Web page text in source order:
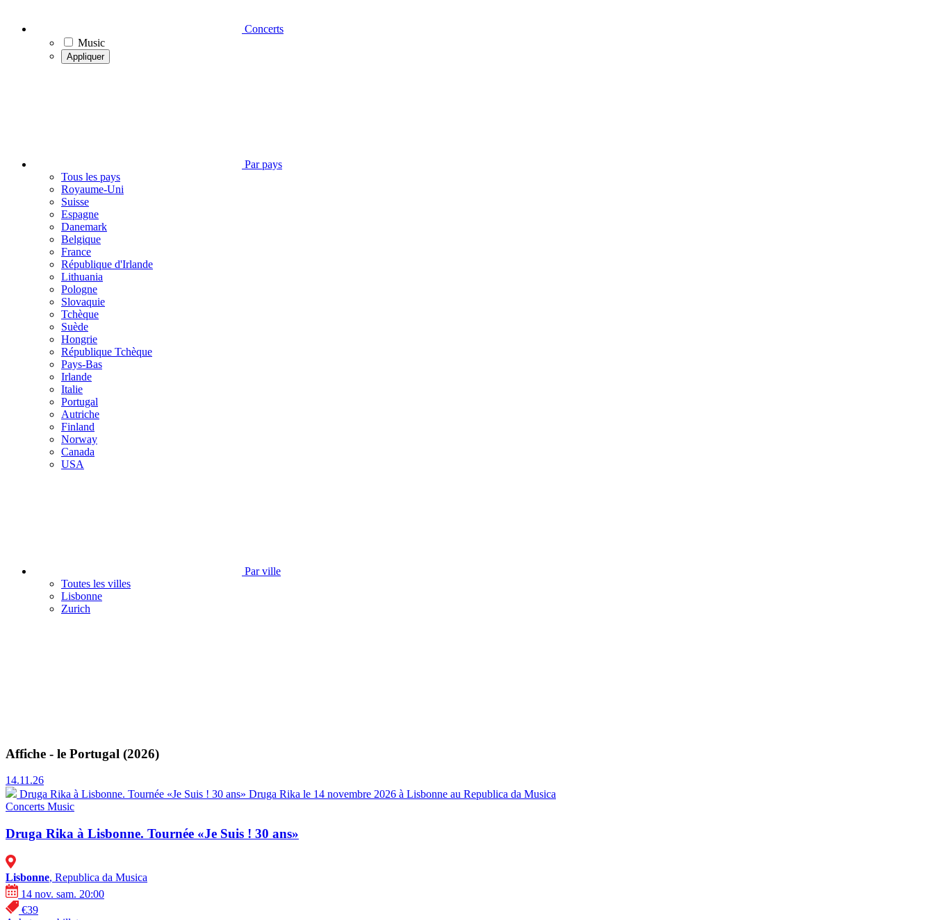
Concerts
Music
Appliquer
Par pays
Tous les pays
Royaume-Uni
Suisse
Espagne
Danemark
Belgique
France
République d'Irlande
Lithuania
Pologne
Slovaquie
Tchèque
Suède
Hongrie
République Tchèque
Pays-Bas
Irlande
Italie
Portugal
Autriche
Finland
Norway
Canada
USA
Par ville
Toutes les villes
Lisbonne
Zurich
Affiche - le Portugal (2026)
14.11.26
Druga Rika à Lisbonne. Tournée «Je Suis ! 30 ans» Druga Rika le 14 novembre 2026 à Lisbonne au Republica da Musica
Concerts Music
Druga Rika à Lisbonne. Tournée «Je Suis ! 30 ans»
Lisbonne, Republica da Musica
14 nov. sam. 20:00
€39